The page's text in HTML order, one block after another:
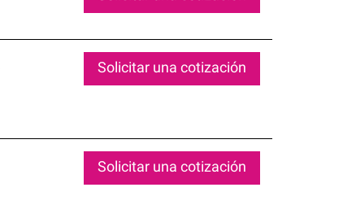
Solicitar una cotización
Solicitar una cotización